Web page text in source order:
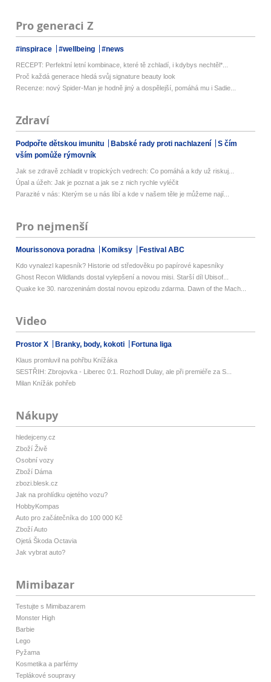
Pro generaci Z
#inspirace #wellbeing #news
RECEPT: Perfektní letní kombinace, které tě zchladí, i kdybys nechtěl*...
Proč každá generace hledá svůj signature beauty look
Recenze: nový Spider-Man je hodně jiný a dospělejší, pomáhá mu i Sadie...
Zdraví
Podpořte dětskou imunitu Babské rady proti nachlazení
S čím
vším pomůže rýmovník
Jak se zdravě zchladit v tropických vedrech: Co pomáhá a kdy už riskuj...
Úpal a úžeh: Jak je poznat a jak se z nich rychle vyléčit
Parazité v nás: Kterým se u nás líbí a kde v našem těle je můžeme nají...
Pro nejmenší
Mourissonova poradna Komiksy Festival ABC
Kdo vynalezl kapesník? Historie od středověku po papírové kapesníky
Ghost Recon Wildlands dostal vylepšení a novou misi. Starší díl Ubisof...
Quake ke 30. narozeninám dostal novou epizodu zdarma. Dawn of the Mach...
Video
Prostor X Branky, body, kokoti Fortuna liga
Klaus promluvil na pohřbu Knížáka
SESTŘIH: Zbrojovka - Liberec 0:1. Rozhodl Dulay, ale při premiéře za S...
Milan Knížák pohřeb
Nákupy
hledejceny.cz
Zboží Živě
Osobní vozy
Zboží Dáma
zbozi.blesk.cz
Jak na prohlídku ojetého vozu?
HobbyKompas
Auto pro začátečníka do 100 000 Kč
Zboží Auto
Ojetá Škoda Octavia
Jak vybrat auto?
Mimibazar
Testujte s Mimibazarem
Monster High
Barbie
Lego
Pyžama
Kosmetika a parfémy
Teplákové soupravy